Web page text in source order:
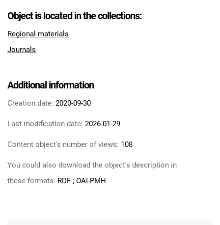
Feliksa Dzierżyńskiego. 1969, nr 14
Robotniczego Zakładów Azotowych im.
Feliksa Dzierżyńskiego. 1969, nr 16
Tarnowskie Azoty : Organ Samorządu
Feliksa Dzierżyńskiego. 1969, nr 17
Tarnowskie Azoty : Organ Samorządu
Feliksa Dzierżyńskiego. 1969, nr 18
Tarnowskie Azoty : Organ Samorządu
Object is located in the collections:
Regional materials
Journals
Additional information
Creation date: 2020-09-30
Last modification date: 2026-01-29
Content object's number of views: 108
You could also download the object's description in
these formats: RDF ; OAI-PMH